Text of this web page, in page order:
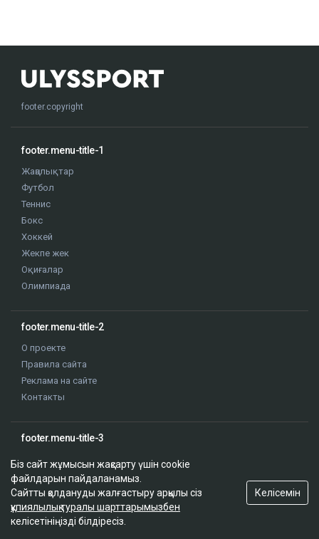
footer.copyright
footer.menu-title-1
Жаңалықтар
Футбол
Теннис
Бокс
Хоккей
Жекпе жек
Оқиғалар
Олимпиада
footer.menu-title-2
О проекте
Правила сайта
Реклама на сайте
Контакты
footer.menu-title-3
© 2026. ТОО "Ulys Media Group". Барлық құқық сақталған
Біз сайт жұмысын жақсарту үшін cookie
файлдарын пайдаланамыз.
Сайтты қолдануды жалғастыру арқылы сіз
құпиялылық туралы шарттарымызбен
келісетініңізді білдіресіз.
Келісемін